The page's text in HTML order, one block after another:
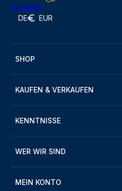
Trustpilot
DE EUR
SHOP
KAUFEN & VERKAUFEN
KENNTNISSE
WER WIR SIND
MEIN KONTO